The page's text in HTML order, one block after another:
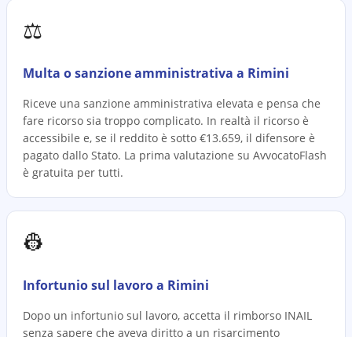
⚖️
Multa o sanzione amministrativa a Rimini
Riceve una sanzione amministrativa elevata e pensa che
fare ricorso sia troppo complicato. In realtà il ricorso è
accessibile e, se il reddito è sotto €13.659, il difensore è
pagato dallo Stato. La prima valutazione su AvvocatoFlash
è gratuita per tutti.
👷
Infortunio sul lavoro a Rimini
Dopo un infortunio sul lavoro, accetta il rimborso INAIL
senza sapere che aveva diritto a un risarcimento